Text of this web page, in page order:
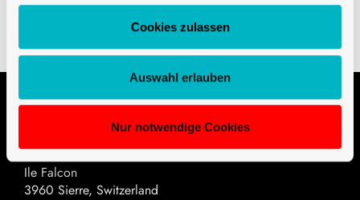
Cookies zulassen
Auswahl erlauben
Nur notwendige Cookies
Downloads
Univerre Pro Uva SA
Ile Falcon
3960 Sierre, Switzerland